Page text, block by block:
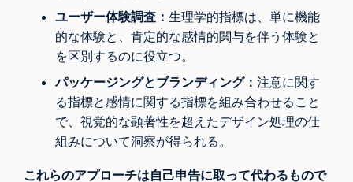
ユーザー体験調査：生理学的指標は、単に機能
的な体験と、肯定的な感情的関与を伴う体験と
を区別するのに役立つ。
パッケージングとブランディング：注意に関す
る指標と感情に関する指標を組み合わせること
で、視覚的な顕著性を超えたデザイン処理の仕
組みについて洞察が得られる。
これらのアプローチは自己申告に取って代わるもので